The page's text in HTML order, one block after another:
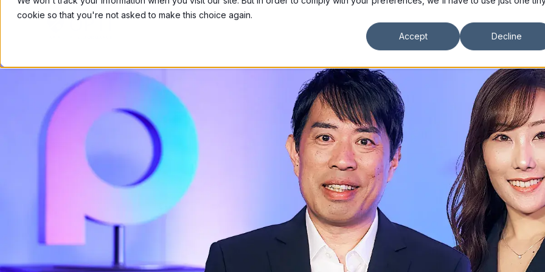
cookie so that you're not asked to make this choice again.
Accept Decline